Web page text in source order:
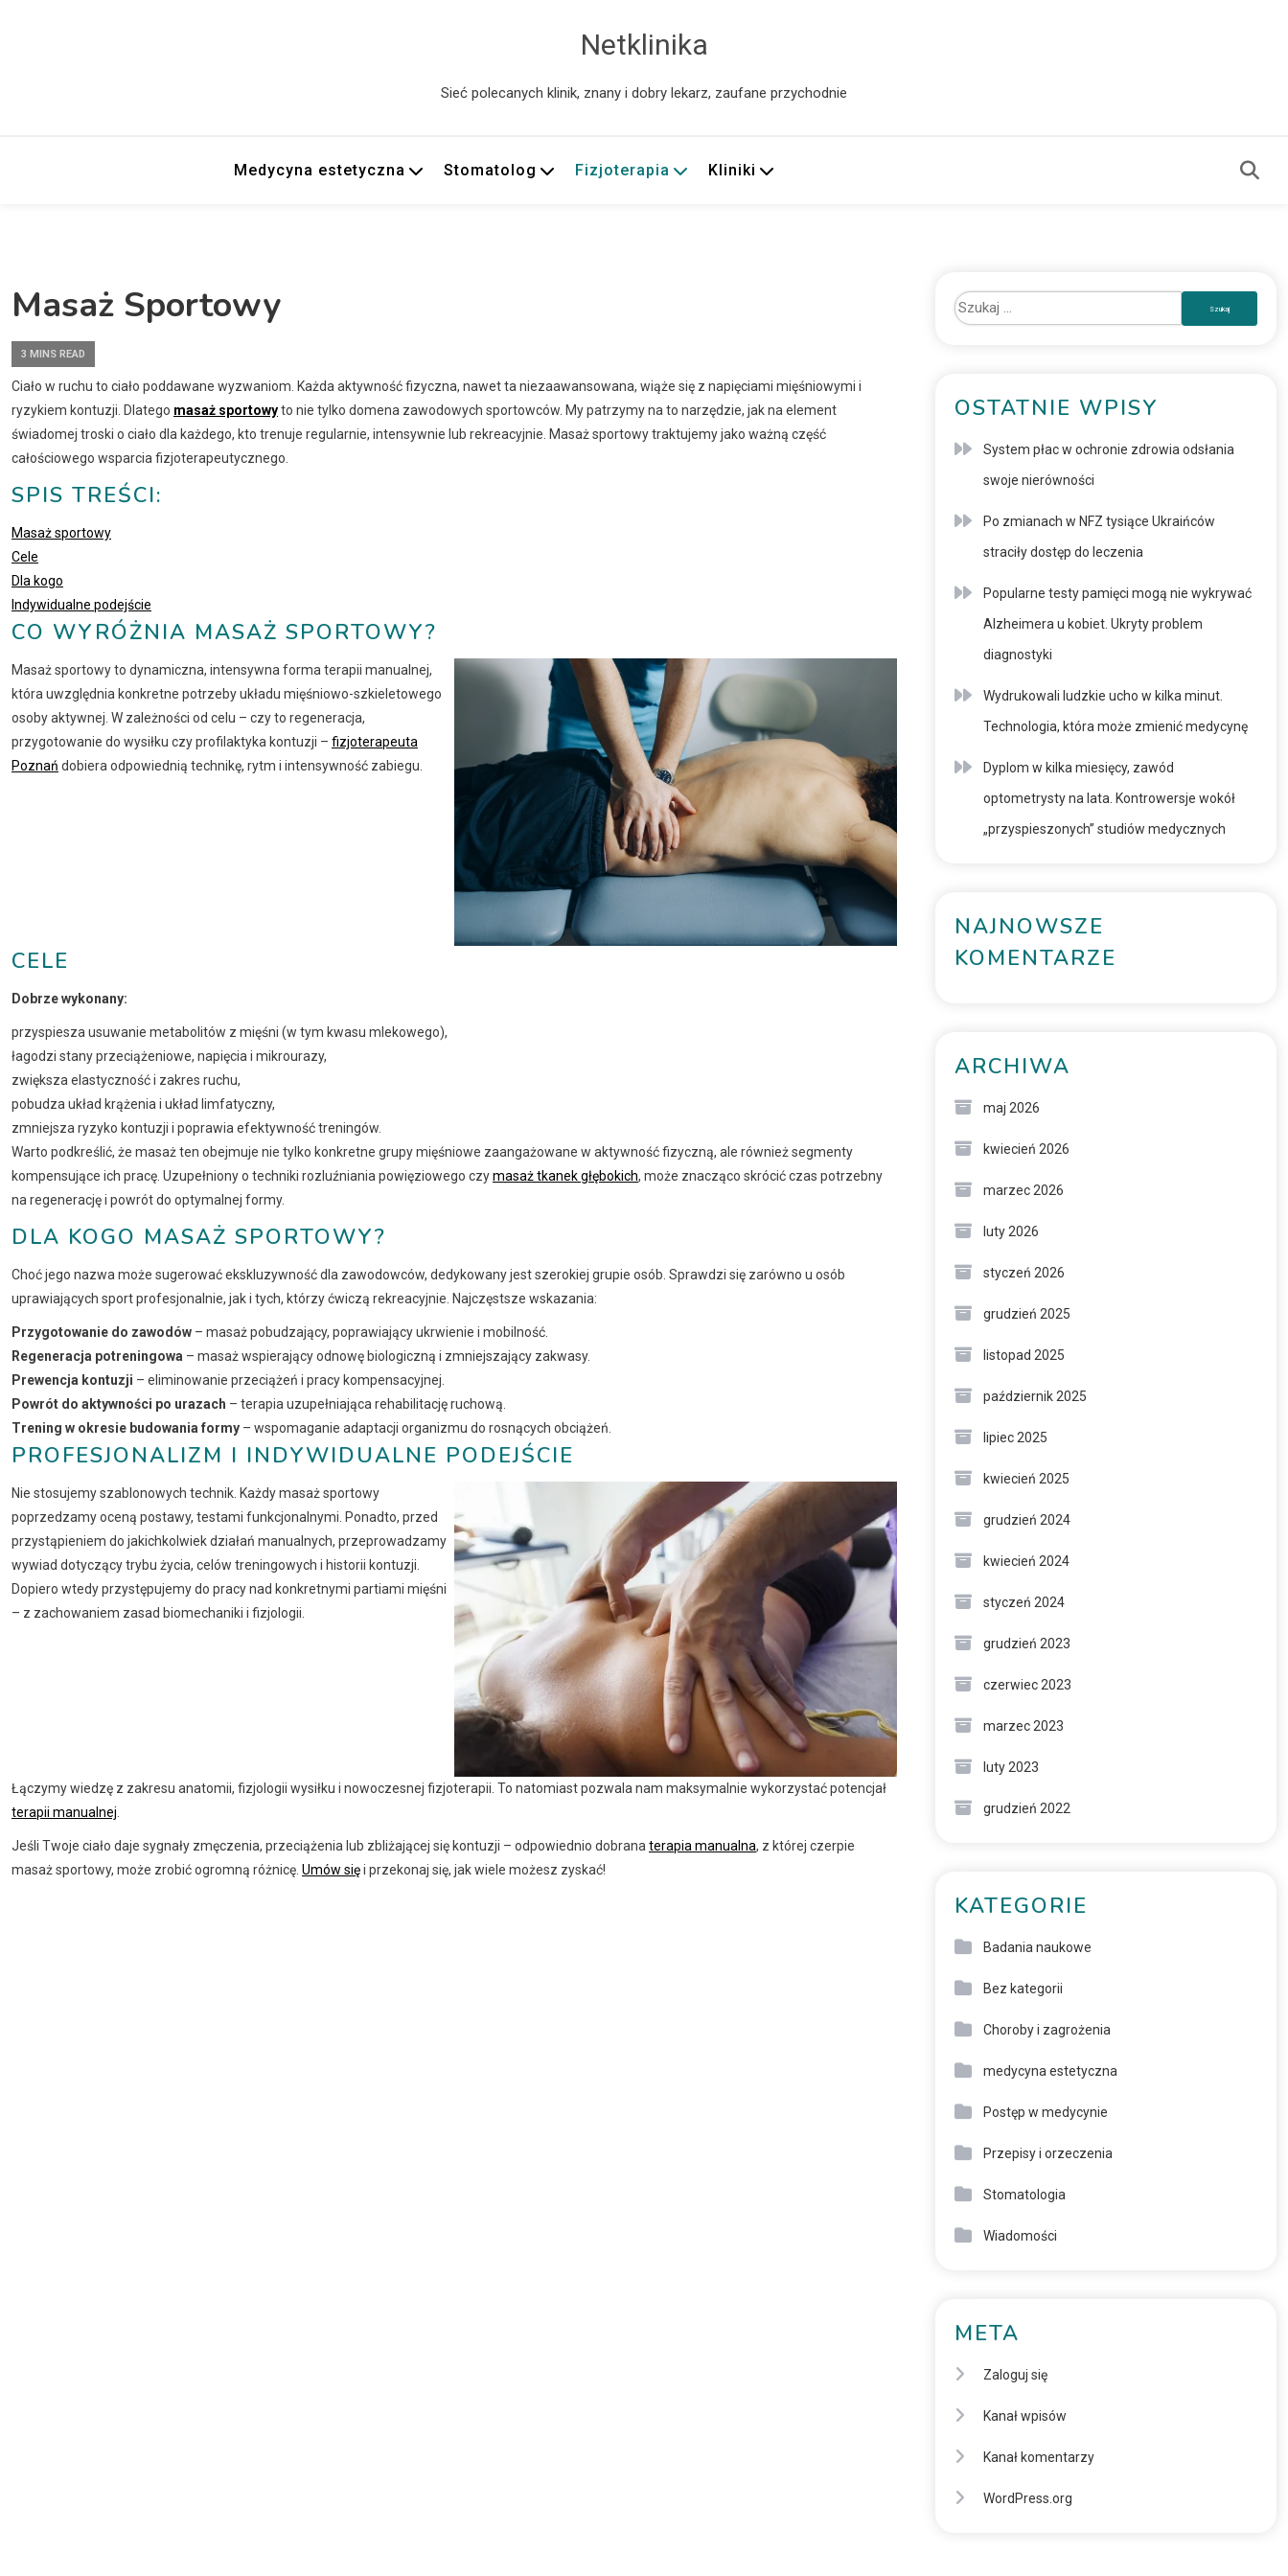
Netklinika
Sieć polecanych klinik, znany i dobry lekarz, zaufane przychodnie
Medycyna estetyczna Stomatolog Fizjoterapia Kliniki
Masaż Sportowy
3 MINS READ
Ciało w ruchu to ciało poddawane wyzwaniom. Każda aktywność fizyczna, nawet ta niezaawansowana, wiąże się z napięciami mięśniowymi i
ryzykiem kontuzji. Dlatego masaż sportowyto nie tylko domena zawodowych sportowców. My patrzymy na to narzędzie, jak na element
świadomej troski o ciało dla każdego, kto trenuje regularnie, intensywnie lub rekreacyjnie. Masaż sportowy traktujemy jako ważną część
całościowego wsparcia fizjoterapeutycznego.
SPIS TREŚCI:
Masaż sportowy
Cele
Dla kogo
Indywidualne podejście
CO WYRÓŻNIA MASAŻ SPORTOWY?
Masaż sportowy to dynamiczna, intensywna forma terapii manualnej,
która uwzględnia konkretne potrzeby układu mięśniowo-szkieletowego
osoby aktywnej. W zależności od celu – czy to regeneracja,
przygotowanie do wysiłku czy profilaktyka kontuzji – fizjoterapeuta
Poznań dobiera odpowiednią technikę, rytm i intensywność zabiegu.
CELE
Dobrze wykonany:
przyspiesza usuwanie metabolitów z mięśni (w tym kwasu mlekowego),
łagodzi stany przeciążeniowe, napięcia i mikrourazy,
zwiększa elastyczność i zakres ruchu,
pobudza układ krążenia i układ limfatyczny,
zmniejsza ryzyko kontuzji i poprawia efektywność treningów.
Warto podkreślić, że masaż ten obejmuje nie tylko konkretne grupy mięśniowe zaangażowane w aktywność fizyczną, ale również segmenty
kompensujące ich pracę. Uzupełniony o techniki rozluźniania powięziowego czymasaż tkanek głębokich, może znacząco skrócić czas potrzebny
na regenerację i powrót do optymalnej formy.
DLA KOGO MASAŻ SPORTOWY?
Choć jego nazwa może sugerować ekskluzywność dla zawodowców, dedykowany jest szerokiej grupie osób. Sprawdzi się zarówno u osób
uprawiających sport profesjonalnie, jak i tych, którzy ćwiczą rekreacyjnie. Najczęstsze wskazania:
Przygotowanie do zawodów – masaż pobudzający, poprawiający ukrwienie i mobilność.
Regeneracja potreningowa – masaż wspierający odnowę biologiczną i zmniejszający zakwasy.
Prewencja kontuzji – eliminowanie przeciążeń i pracy kompensacyjnej.
Powrót do aktywności po urazach – terapia uzupełniająca rehabilitację ruchową.
Trening w okresie budowania formy – wspomaganie adaptacji organizmu do rosnących obciążeń.
PROFESJONALIZM I INDYWIDUALNE PODEJŚCIE
Nie stosujemy szablonowych technik. Każdy masaż sportowy
poprzedzamy oceną postawy, testami funkcjonalnymi. Ponadto, przed
przystąpieniem do jakichkolwiek działań manualnych, przeprowadzamy
wywiad dotyczący trybu życia, celów treningowych i historii kontuzji.
Dopiero wtedy przystępujemy do pracy nad konkretnymi partiami mięśni
– z zachowaniem zasad biomechaniki i fizjologii.
Łączymy wiedzę z zakresu anatomii, fizjologii wysiłku i nowoczesnej fizjoterapii. To natomiast pozwala nam maksymalnie wykorzystać potencjał
terapii manualnej
Jeśli Twoje ciało daje sygnały zmęczenia, przeciążenia lub zbliżającej się kontuzji – odpowiednio dobrana terapia manualna, z której czerpie
masaż sportowy, może zrobić ogromną różnicę. Umów sięi przekonaj się, jak wiele możesz zyskać!
OSTATNIE WPISY
System płac w ochronie zdrowia odsłania
swoje nierówności
Po zmianach w NFZ tysiące Ukraińców
straciły dostęp do leczenia
Popularne testy pamięci mogą nie wykrywać
Alzheimera u kobiet. Ukryty problem
diagnostyki
Wydrukowali ludzkie ucho w kilka minut.
Technologia, która może zmienić medycynę
Dyplom w kilka miesięcy, zawód
optometrysty na lata. Kontrowersje wokół
„przyspieszonych” studiów medycznych
NAJNOWSZE
KOMENTARZE
ARCHIWA
maj 2026
kwiecień 2026
marzec 2026
luty 2026
styczeń 2026
grudzień 2025
listopad 2025
październik 2025
lipiec 2025
kwiecień 2025
grudzień 2024
kwiecień 2024
styczeń 2024
grudzień 2023
czerwiec 2023
marzec 2023
luty 2023
grudzień 2022
KATEGORIE
Badania naukowe
Bez kategorii
Choroby i zagrożenia
medycyna estetyczna
Postęp w medycynie
Przepisy i orzeczenia
Stomatologia
Wiadomości
META
Zaloguj się
Kanał wpisów
Kanał komentarzy
WordPress.org